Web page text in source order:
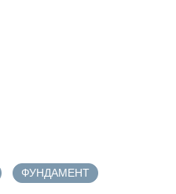
ФУНДАМЕНТ